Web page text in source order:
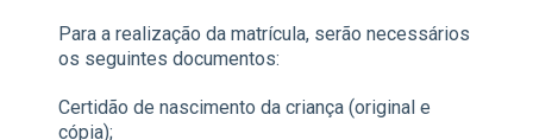
Para a realização da matrícula, serão necessários
os seguintes documentos:
Certidão de nascimento da criança (original e
cópia);